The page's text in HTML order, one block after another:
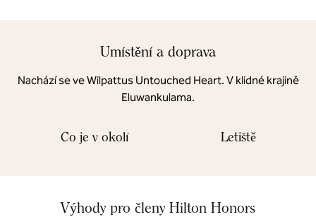
Umístění a doprava
Nachází se ve Wilpattus Untouched Heart. V klidné krajině
Eluwankulama.
Co je v okolí Letiště
Výhody pro členy Hilton Honors